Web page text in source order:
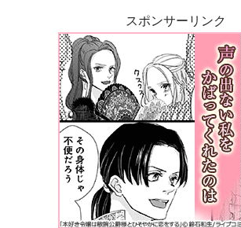
スポンサーリンク